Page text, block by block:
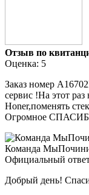
Отзыв по
Оценка: 5
Заказ номер
сервис !На этот
Honer,поменять
Огромное
Команда
Официальный
Добрый день!